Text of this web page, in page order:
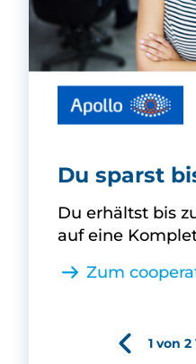
Apollo-
Du sparst
Du erhältst bis
auf eine
Zum
1 von